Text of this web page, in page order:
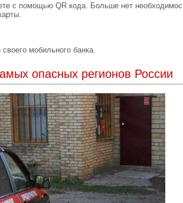
c помощью QR кода. Больше нет
мобильного банка.
опасных регионов России